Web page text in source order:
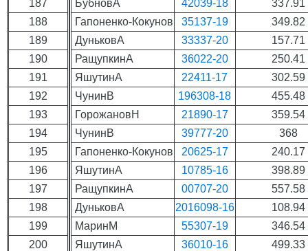
187
188
189
190
191
192
193
194
195
196
197
198
199
200
БубновА
42039-18
337.91
Гапоненко-Кокунов
35137-19
349.82
ДуньковА
33337-20
157.71
РащупкинА
36022-20
250.41
ЯшутинА
22411-17
302.59
ЧунинВ
196308-18
455.48
ГорожановН
21890-17
359.54
ЧунинВ
39777-20
368
Гапоненко-Кокунов
20625-17
240.17
ЯшутинА
10785-16
398.89
РащупкинА
00707-20
557.58
ДуньковА
2016098-16
108.94
МаринМ
55307-19
346.54
ЯшутинА
36010-16
499.33